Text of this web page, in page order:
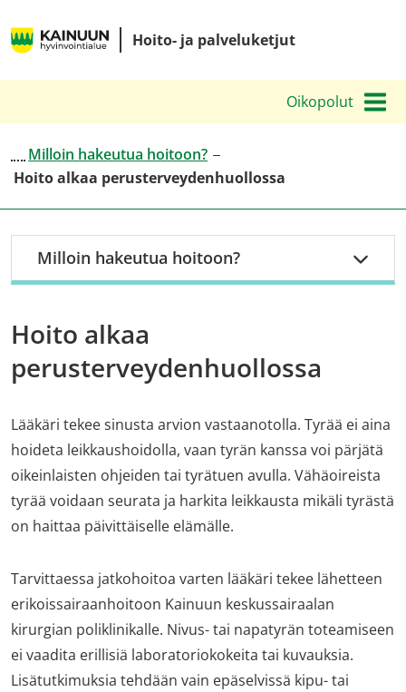
sisältöön
Oikopolut
Kainuun
Hoito- ja palveluketjut
Milloin hakeutua hoitoon?
Hoito alkaa perusterveydenhuollossa
Milloin hakeutua hoitoon?
Hoito alkaa
perusterveydenhuollossa
Lääkäri tekee sinusta arvion vastaanotolla. Tyrää ei aina
hoideta leikkaushoidolla, vaan tyrän kanssa voi pärjätä
oikeinlaisten ohjeiden tai tyrätuen avulla. Vähäoireista
tyrää voidaan seurata ja harkita leikkausta mikäli tyrästä
on haittaa päivittäiselle elämälle.
Tarvittaessa jatkohoitoa varten lääkäri tekee lähetteen
erikoissairaanhoitoon Kainuun keskussairaalan
kirurgian poliklinikalle. Nivus- tai napatyrän toteamiseen
ei vaadita erillisiä laboratoriokokeita tai kuvauksia.
Lisätutkimuksia tehdään vain epäselvissä kipu- tai